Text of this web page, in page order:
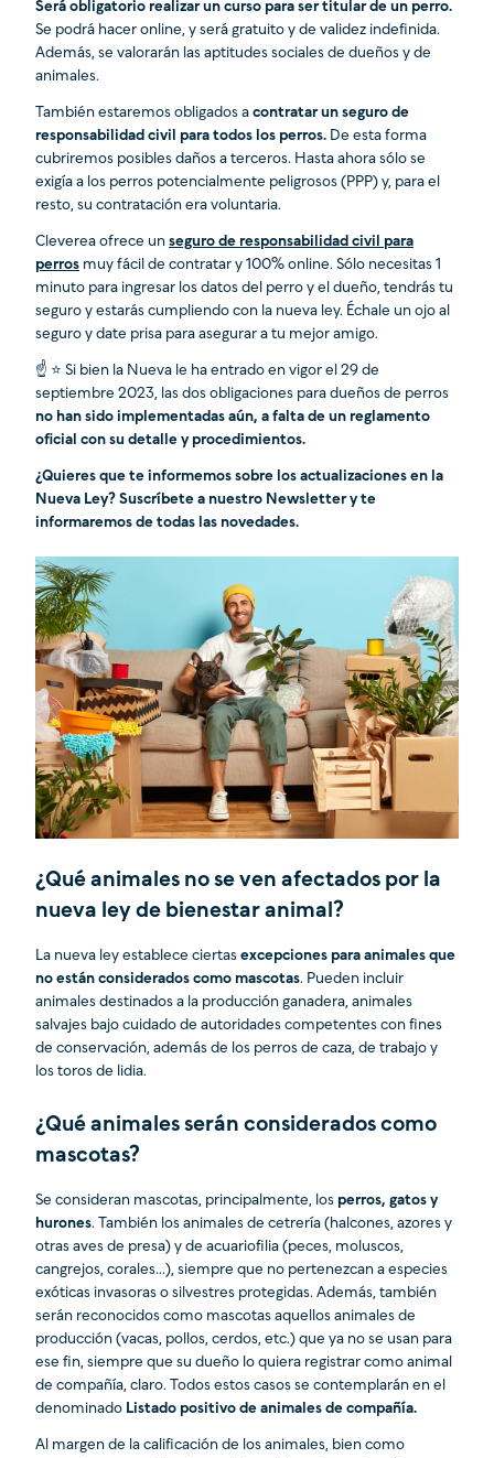
Será obligatorio realizar un curso para ser titular de un perro.
Se podrá hacer online, y será gratuito y de validez indefinida.
Además, se valorarán las aptitudes sociales de dueños y de
animales.
También estaremos obligados a contratar un seguro de
responsabilidad civil para todos los perros. De esta forma
cubriremos posibles daños a terceros. Hasta ahora sólo se
exigía a los perros potencialmente peligrosos (PPP) y, para el
resto, su contratación era voluntaria.
Cleverea ofrece un seguro de responsabilidad civil para
perros muy fácil de contratar y 100% online. Sólo necesitas 1
minuto para ingresar los datos del perro y el dueño, tendrás tu
seguro y estarás cumpliendo con la nueva ley. Échale un ojo al
seguro y date prisa para asegurar a tu mejor amigo.
☝ ⭐ Si bien la Nueva le ha entrado en vigor el 29 de
septiembre 2023, las dos obligaciones para dueños de perros
no han sido implementadas aún, a falta de un reglamento
oficial con su detalle y procedimientos.
¿Quieres que te informemos sobre los actualizaciones en la
Nueva Ley? Suscríbete a nuestro Newsletter y te
informaremos de todas las novedades.
¿Qué animales no se ven afectados por la
nueva ley de bienestar animal?
La nueva ley establece ciertas excepciones para animales que
no están considerados como mascotas. Pueden incluir
animales destinados a la producción ganadera, animales
salvajes bajo cuidado de autoridades competentes con fines
de conservación, además de los perros de caza, de trabajo y
los toros de lidia.
¿Qué animales serán considerados como
mascotas?
Se consideran mascotas, principalmente, los perros, gatos y
hurones. También los animales de cetrería (halcones, azores y
otras aves de presa) y de acuariofilia (peces, moluscos,
cangrejos, corales...), siempre que no pertenezcan a especies
exóticas invasoras o silvestres protegidas. Además, también
serán reconocidos como mascotas aquellos animales de
producción (vacas, pollos, cerdos, etc.) que ya no se usan para
ese fin, siempre que su dueño lo quiera registrar como animal
de compañía, claro. Todos estos casos se contemplarán en el
denominado Listado positivo de animales de compañía.
Al margen de la calificación de los animales, bien como